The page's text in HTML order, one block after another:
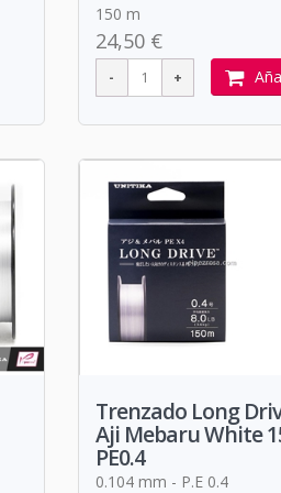
150 m
24,50 €
Trenzado Long
Aji Mebaru White
PE0.4
0.104 mm - P.E 0.4